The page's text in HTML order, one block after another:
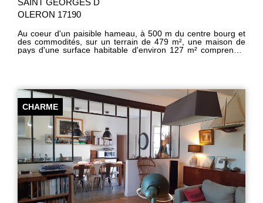
OLERON 17190
Au coeur d'un paisible hameau, à 500 m du centre bourg et
des commodités, sur un terrain de 479 m², une maison de
pays d'une surface habitable d'environ 127 m² comprenant
environ - Beau potentiel - Assainissement individuel neuf -
Chauffage électrique (convecteurs).
CHARME